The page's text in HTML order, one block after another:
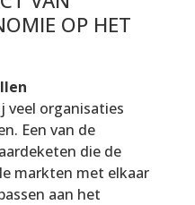
OP HET
veel organisaties
Een van de
die de
markten met elkaar
aan het